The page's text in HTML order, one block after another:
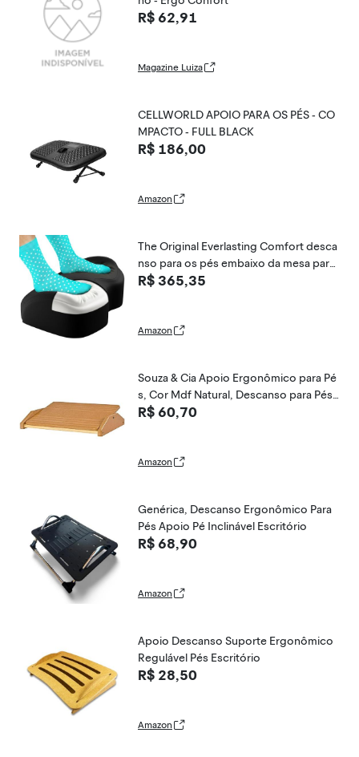
R$ 62,91
Magazine Luiza
CELLWORLD APOIO PARA OS PÉS - CO
MPACTO - FULL BLACK
R$ 186,00
Amazon
The Original Everlasting Comfort desca
nso para os pés embaixo da mesa para
uso no escritório, alívio da dor durante
R$ 365,35
Amazon
Souza & Cia Apoio Ergonômico para Pé
s, Cor Mdf Natural, Descanso para Pés
Antiderrapante, Modelo 3702
R$ 60,70
Amazon
Genérica, Descanso Ergonômico Para
Pés Apoio Pé Inclinável Escritório
R$ 68,90
Amazon
Apoio Descanso Suporte Ergonômico
Regulável Pés Escritório
R$ 28,50
Amazon